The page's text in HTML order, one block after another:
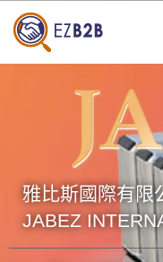
雅比斯國際有限
JABEZ